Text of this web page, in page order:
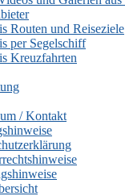
Routen und Reiseziele
per Segelschiff
Kreuzfahrten
/ Kontakt